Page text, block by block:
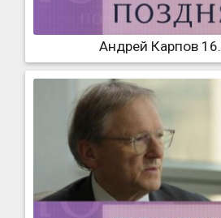
Андрей Карпов